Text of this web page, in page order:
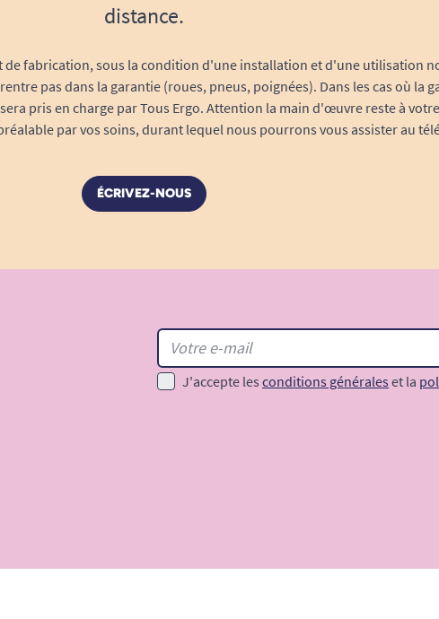
distance.
de fabrication, sous la condition d'une installation et d'une utilisation
pas dans la garantie (roues, pneus, poignées). Dans les cas où la
pris en charge par Tous Ergo. Attention la main d'œuvre reste à
par vos soins, durant lequel nous pourrons vous assister au
ÉCRIVEZ-NOUS
J'accepte les conditions générales et la